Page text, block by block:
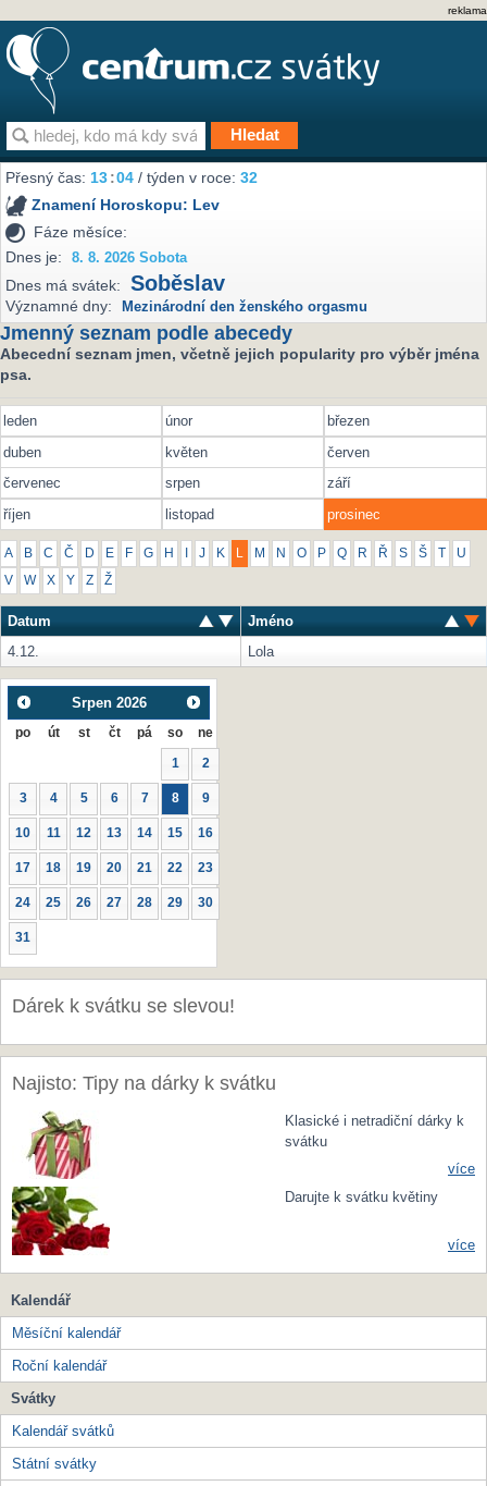
reklama
Přesný čas:13:04 / týden v roce:32
Znamení Horoskopu: Lev
Fáze měsíce:
Dnes je:
8. 8. 2026 Sobota
Dnes má svátek: Soběslav
Významné dny: Mezinárodní den ženského orgasmu
Jmenný seznam podle abecedy
Abecední seznam jmen, včetně jejich popularity pro výběr jména
psa.
leden únor
březen
duben
květen
červen
červenec
srpen
září
říjen
listopad prosinec
A B C Č D E F G H J K L M N O P Q R Ř S Š U
V W X Y Z Ž
Datum
Jméno
4.12.
Lola
Srpen 2026
po út st čt pá so ne
1 2
3 4 5 6 7 8 9
10 11 12 13 14 15 16
17 18 19 20 21 22 23
24 25 26 27 28 29 30
31
Dárek k svátku se slevou!
Najisto: Tipy na dárky k svátku
Klasické i netradiční dárky k
svátku
více
Darujte k svátku květiny
více
Kalendář
Měsíční kalendář
Roční kalendář
Svátky
Kalendář svátků
Státní svátky